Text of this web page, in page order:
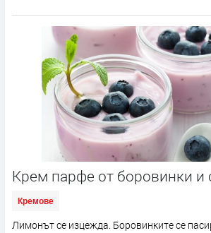
Крем парфе от боровинки и
Кремове
Лимонът се изцежда. Боровинките се